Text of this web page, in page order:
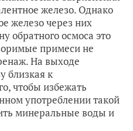
железо. Однако
железо через них
обратного осмоса это
примеси не
На выходе
близкая к
чтобы избежать
употреблении такой
минеральные воды и